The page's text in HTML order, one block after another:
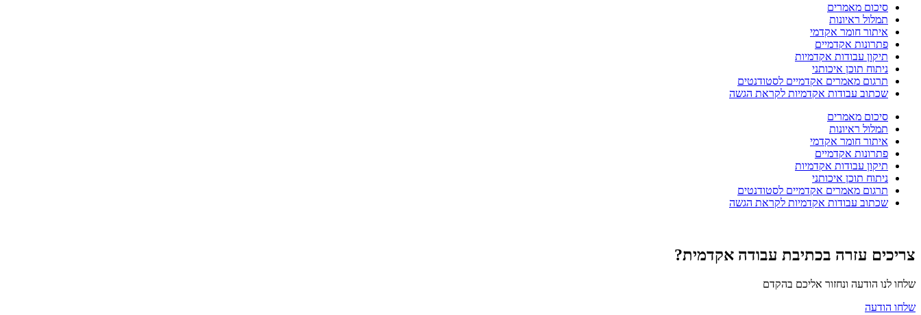
סיכום מאמרים
תמלול ראיונות
איתור חומר אקדמי
פתרונות אקדמיים
תיקון עבודות אקדמיות
ניתוח תוכן איכותני
תרגום מאמרים אקדמיים לסטודנטים
שכתוב עבודות אקדמיות לקראת הגשה
סיכום מאמרים
תמלול ראיונות
איתור חומר אקדמי
פתרונות אקדמיים
תיקון עבודות אקדמיות
ניתוח תוכן איכותני
תרגום מאמרים אקדמיים לסטודנטים
שכתוב עבודות אקדמיות לקראת הגשה
צריכים עזרה בכתיבת עבודה אקדמית?
שלחו לנו הודעה ונחזור אליכם בהקדם
שלחו הודעה